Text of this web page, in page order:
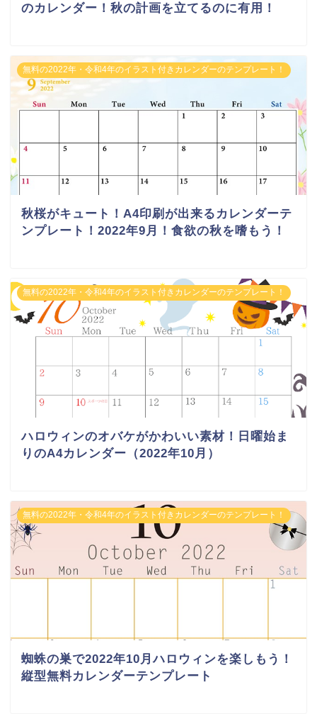
のカレンダー！秋の計画を立てるのに有用！
無料の2022年・令和4年のイラスト付きカレンダーのテンプレート！
秋桜がキュート！A4印刷が出来るカレンダーテ
ンプレート！2022年9月！食欲の秋を嗜もう！
無料の2022年・令和4年のイラスト付きカレンダーのテンプレート！
ハロウィンのオバケがかわいい素材！日曜始ま
りのA4カレンダー（2022年10月）
無料の2022年・令和4年のイラスト付きカレンダーのテンプレート！
蜘蛛の巣で2022年10月ハロウィンを楽しもう！
縦型無料カレンダーテンプレート